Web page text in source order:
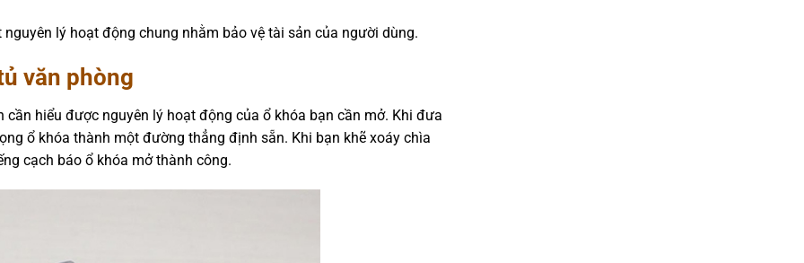
lý hoạt động chung nhằm bảo vệ tài sản của người dùng.
văn phòng
hiểu được nguyên lý hoạt động của ổ khóa bạn cần mở. Khi đưa
ổ khóa thành một đường thẳng định sẵn. Khi bạn khẽ xoáy chìa
cạch báo ổ khóa mở thành công.